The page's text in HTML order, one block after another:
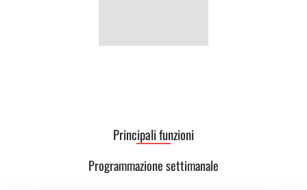
Principali funzioni
Programmazione settimanale